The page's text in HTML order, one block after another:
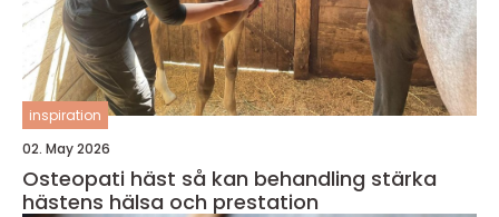
inspiration
02. May 2026
Osteopati häst så kan behandling stärka
hästens hälsa och prestation